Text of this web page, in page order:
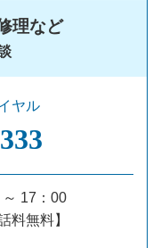
理など
ヤル
17：00
料無料】